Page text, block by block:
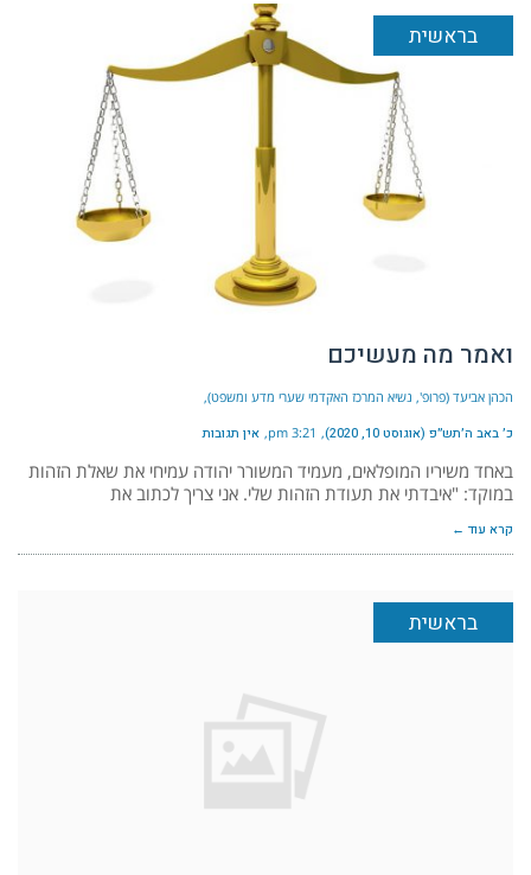
בראשית
ואמר מה מעשיכם
הכהן אביעד (פרופ', נשיא המרכז האקדמי שערי מדע ומשפט)
כ׳ באב ה׳תש״פ (אוגוסט 10, 2020) 3:21 pm אין תגובות
באחד משיריו המופלאים, מעמיד המשורר יהודה עמיחי את שאלת הזהות
במוקד: "איבדתי את תעודת הזהות שלי. אני צריך לכתוב את
קרא עוד ←
בראשית